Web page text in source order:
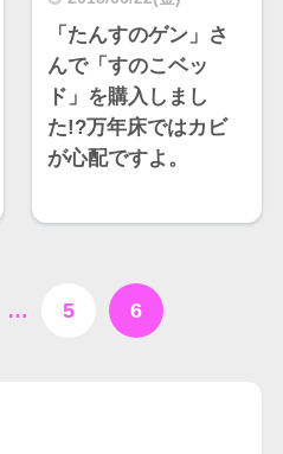
「たんすのゲン」さ
んで「すのこベッ
ド」を購入しまし
た!?万年床ではカビ
が心配ですよ。
… 5 6